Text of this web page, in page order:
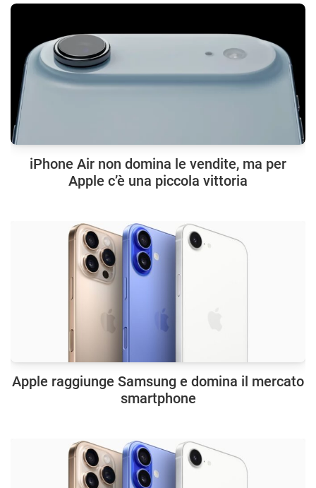
iPhone Air non domina le vendite, ma per
Apple c’è una piccola vittoria
Apple raggiunge Samsung e domina il mercato
smartphone